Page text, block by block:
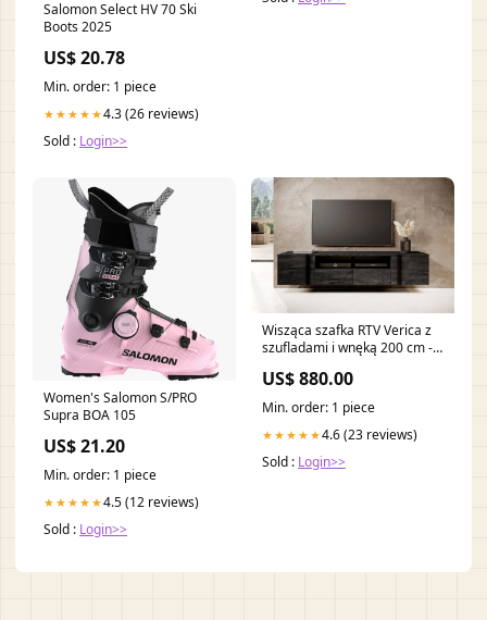
Salomon Select HV 70 Ski
Boots 2025
US$ 20.78
Min. order: 1 piece
★★★★★4.3 (26 reviews)
Sold : Login>>
Women's Salomon S/PRO
Supra BOA 105
US$ 21.20
Min. order: 1 piece
★★★★★4.5 (12 reviews)
Sold : Login>>
Wisząca szafka RTV Verica z
szufladami i wnęką 200 cm -
uchwyty Kolekcja MODERN
SILVER BLACK
US$ 880.00
Min. order: 1 piece
★★★★★4.6 (23 reviews)
Sold : Login>>